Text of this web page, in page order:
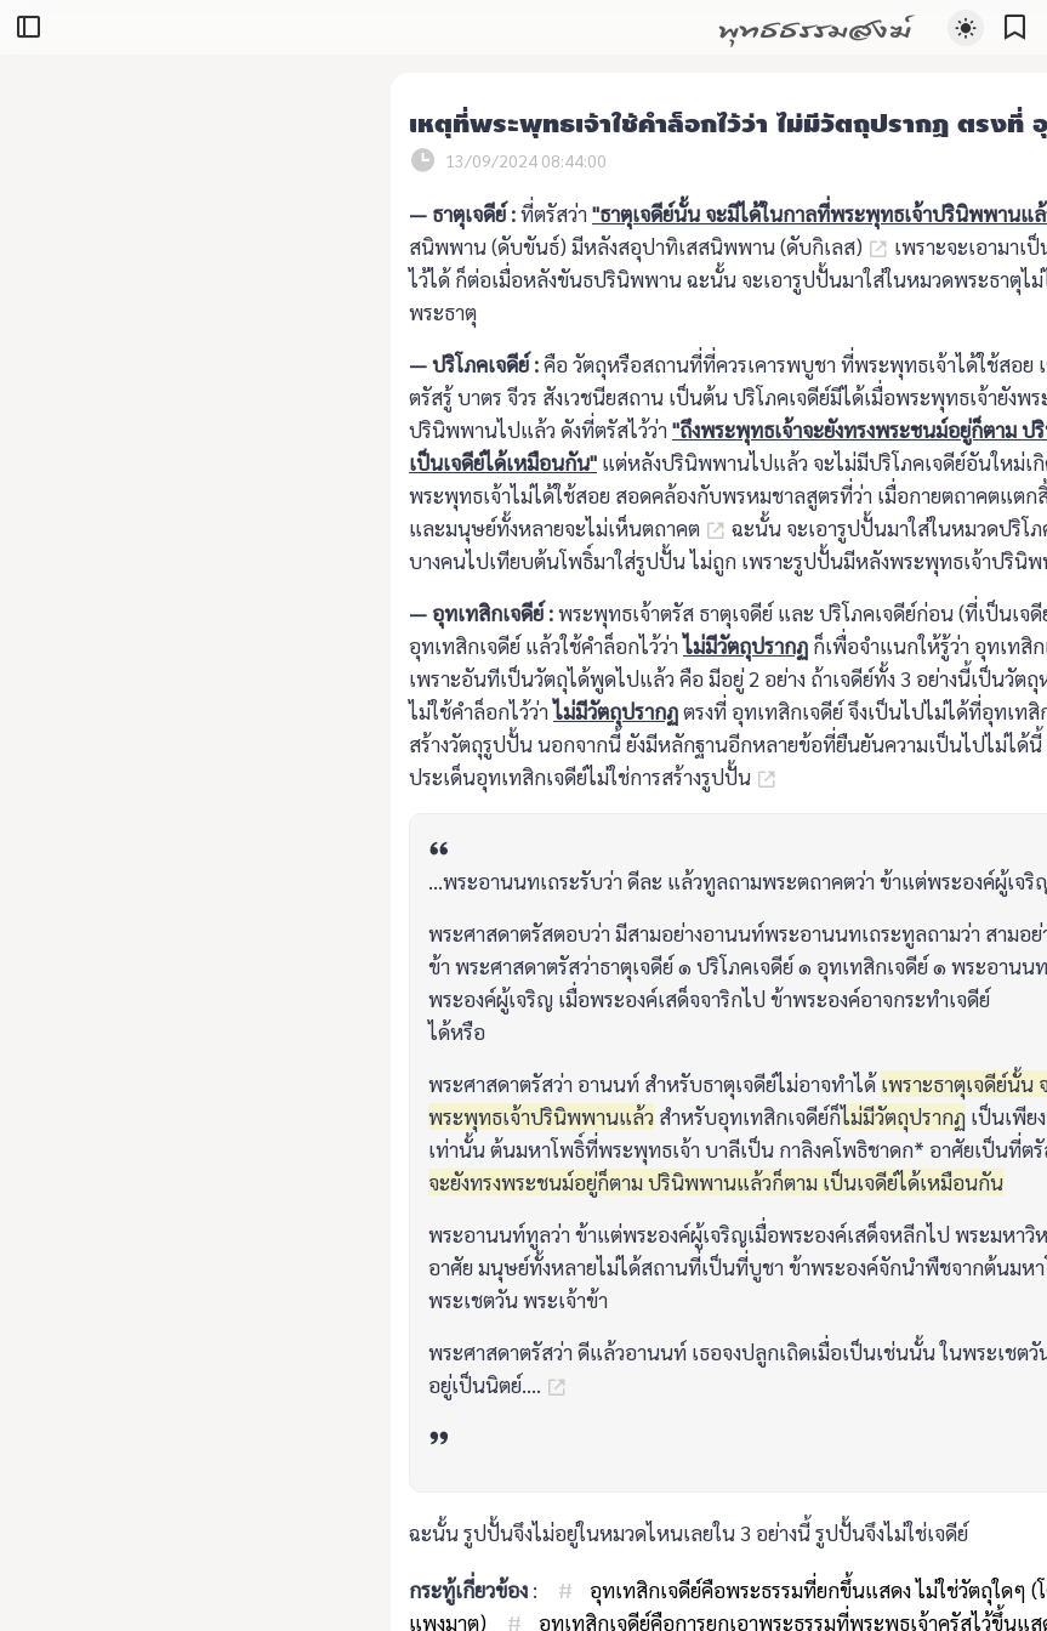
พุทธธรรมสงฆ์
เหตุที่พระพุทธเจ้าใช้คำล็อกไว้ว่า ไม่มีวัตถุปรากฏ ตรงที่
13/09/2024 08:44:00
— ธาตุเจดีย์ :ที่ตรัสว่า "ธาตุเจดีย์นั้น จะมีได้ในกาลที่พระพุทธเจ้าปรินิพพานแ
สนิพพาน (ดับขันธ์) มีหลังสอุปาทิเสสนิพพาน (ดับกิเลส)
เพราะจะเอามาเ
ไว้ได้ ก็ต่อเมื่อหลังขันธปรินิพพาน ฉะนั้น จะเอารูปปั้นมาใส่ในหมวดพระธาตุไ
พระธาตุ
— ปริโภคเจดีย์ :คือ วัตถุหรือสถานที่ที่ควรเคารพบูชา ที่พระพุทธเจ้าได้ใช้สอย
ตรัสรู้ บาตร จีวร สังเวชนียสถาน เป็นต้น ปริโภคเจดีย์มีได้เมื่อพระพุทธเจ้ายังพ
ปรินิพพานไปแล้ว ดังที่ตรัสไว้ว่า "ถึงพระพุทธเจ้าจะยังทรงพระชนม์อยู่ก็ตาม
เป็นเจดีย์ได้เหมือนกัน" แต่หลังปรินิพพานไปแล้ว จะไม่มีปริโภคเจดีย์อันใหม่เ
พระพุทธเจ้าไม่ได้ใช้สอย สอดคล้องกับพรหมชาลสูตรที่ว่า เมื่อกายตถาคตแตก
และมนุษย์ทั้งหลายจะไม่เห็นตถาคต
ฉะนั้น จะเอารูปปั้นมาใส่ในหมวดปริโ
บางคนไปเทียบต้นโพธิ์มาใส่รูปปั้น ไม่ถูก เพราะรูปปั้นมีหลังพระพุทธเจ้าปรินิ
— อุทเทสิกเจดีย์ :พระพุทธเจ้าตรัส ธาตุเจดีย์ และ ปริโภคเจดีย์ก่อน (ที่เป็นเจ
อุทเทสิกเจดีย์ แล้วใช้คำล็อกไว้ว่าไม่มีวัตถุปรากฏ ก็เพื่อจำแนกให้รู้ว่า อุทเทสิก
เพราะอันทีเป็นวัตถุได้พูดไปแล้ว คือ มีอยู่ 2 อย่าง ถ้าเจดีย์ทั้ง 3 อย่างนี้เป็นวัตถุ
ไม่ใช้คำล็อกไว้ว่าไม่มีวัตถุปรากฏตรงที่ อุทเทสิกเจดีย์ จึงเป็นไปไม่ได้ที่อุทเทสิ
สร้างวัตถุรูปปั้น นอกจากนี้ ยังมีหลักฐานอีกหลายข้อที่ยืนยันความเป็นไปไม่ได้นี้
ประเด็นอุทเทสิกเจดีย์ไม่ใช่การสร้างรูปปั้น
...พระอานนทเถระรับว่า ดีละ แล้วทูลถามพระตถาคตว่า ข้าแต่พระองค์ผู้เจริ
พระศาสดาตรัสตอบว่า มีสามอย่างอานนท์พระอานนทเถระทูลถามว่า สามอย่
ข้า พระศาสดาตรัสว่าธาตุเจดีย์ ๑ ปริโภคเจดีย์ ๑ อุทเทสิกเจดีย์ ๑ พระอานน
พระองค์ผู้เจริญ เมื่อพระองค์เสด็จจาริกไป ข้าพระองค์อาจกระทำเจดีย์
ได้หรือ
พระศาสดาตรัสว่า อานนท์ สำหรับธาตุเจดีย์ไม่อาจทำได้ เพราะธาตุเจดีย์นั้น
พระพุทธเจ้าปรินิพพานแล้ว สำหรับอุทเทสิกเจดีย์ก็ไม่มีวัตถุปรากฏ เป็นเพีย
เท่านั้น ต้นมหาโพธิ์ที่พระพุทธเจ้า บาลีเป็น กาลิงคโพธิชาดก* อาศัยเป็นที่ต
จะยังทรงพระชนม์อยู่ก็ตาม ปรินิพพานแล้วก็ตาม เป็นเจดีย์ได้เหมือนกัน
พระอานนท์ทูลว่า ข้าแต่พระองค์ผู้เจริญเมื่อพระองค์เสด็จหลีกไป พระมหาวิ
อาศัย มนุษย์ทั้งหลายไม่ได้สถานที่เป็นที่บูชา ข้าพระองค์จักนำพืชจากต้นมห
พระเชตวัน พระเจ้าข้า
พระศาสดาตรัสว่า ดีแล้วอานนท์ เธอจงปลูกเถิดเมื่อเป็นเช่นนั้น ในพระเชต
อยู่เป็นนิตย์....
ฉะนั้น รูปปั้นจึงไม่อยู่ในหมวดไหนเลยใน 3 อย่างนี้ รูปปั้นจึงไม่ใช่เจดีย์
กระทู้เกี่ยวข้อง : #
อุทเทสิกเจดีย์คือพระธรรมที่ยกขึ้นแสดง ไม่ใช่วัตถุใดๆ (
แพงมาต)
# อุทเทสิกเจดีย์คือการยกเอาพระธรรมที่พระพุธเจ้าครัสไว้ขึ้นแ